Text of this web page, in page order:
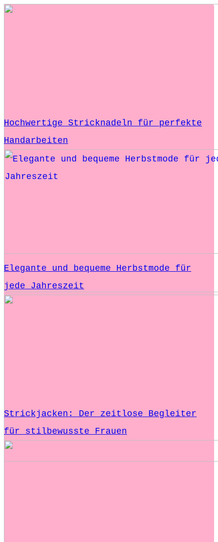
Hochwertige Stricknadeln für perfekte
Handarbeiten
Elegante und bequeme Herbstmode für
jede Jahreszeit
Strickjacken: Der zeitlose Begleiter
für stilbewusste Frauen